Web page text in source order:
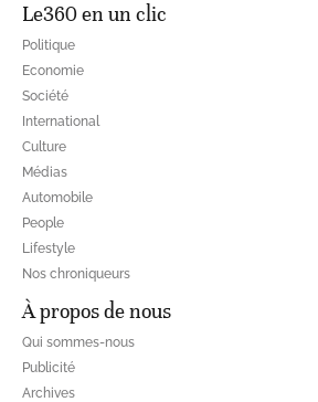
Le360 en un clic
Politique
Economie
Société
International
Culture
Médias
Automobile
People
Lifestyle
Nos chroniqueurs
À propos de nous
Qui sommes-nous
Publicité
Archives